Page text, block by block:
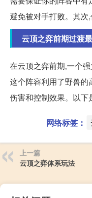
避免被对手打败。其次,
云顶之弈前期过渡
在云顶之弈前期,一个
这个阵容利用了野兽
伤害和控制效果。以下
网络标签：
上一篇
云顶之弈体系玩法